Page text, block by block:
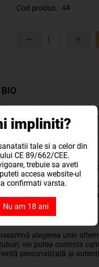
Cod produs : 44
sunt o alegere excelentă
experiența de
de fumat
rulat manual sau cu
substanțe nocive
contribuind
BIO, suficiente pentru a
alegerea unei
vei putea controla
personalizată și
impliniti?
tale si a celor din
CE 89/662/CEE.
trebuie sa aveti
accesa website-ul
confirmati varsta.
Nu am 18 ani